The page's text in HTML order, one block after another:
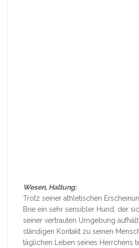
Wesen, Haltung:
Trotz seiner athletischen
Brie ein sehr sensibler Hund, der
seiner vertrauten Umgebung
ständigen Kontakt zu seinen
täglichen Leben seines Herrchens